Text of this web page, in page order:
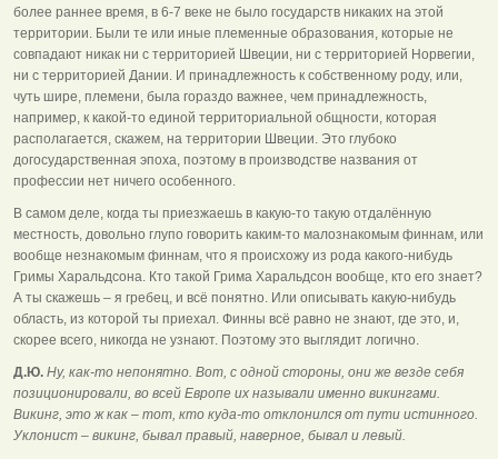
более раннее время, в 6-7 веке не было государств никаких на этой
территории. Были те или иные племенные образования, которые не
совпадают никак ни с территорией Швеции, ни с территорией Норвегии,
ни с территорией Дании. И принадлежность к собственному роду, или,
чуть шире, племени, была гораздо важнее, чем принадлежность,
например, к какой-то единой территориальной общности, которая
располагается, скажем, на территории Швеции. Это глубоко
догосударственная эпоха, поэтому в производстве названия от
профессии нет ничего особенного.
В самом деле, когда ты приезжаешь в какую-то такую отдалённую
местность, довольно глупо говорить каким-то малознакомым финнам, или
вообще незнакомым финнам, что я происхожу из рода какого-нибудь
Гримы Харальдсона. Кто такой Грима Харальдсон вообще, кто его знает?
А ты скажешь – я гребец, и всё понятно. Или описывать какую-нибудь
область, из которой ты приехал. Финны всё равно не знают, где это, и,
скорее всего, никогда не узнают. Поэтому это выглядит логично.
Д.Ю. Ну, как-то непонятно. Вот, с одной стороны, они же везде себя
позиционировали, во всей Европе их называли именно викингами.
Викинг, это ж как – тот, кто куда-то отклонился от пути истинного.
Уклонист – викинг, бывал правый, наверное, бывал и левый.